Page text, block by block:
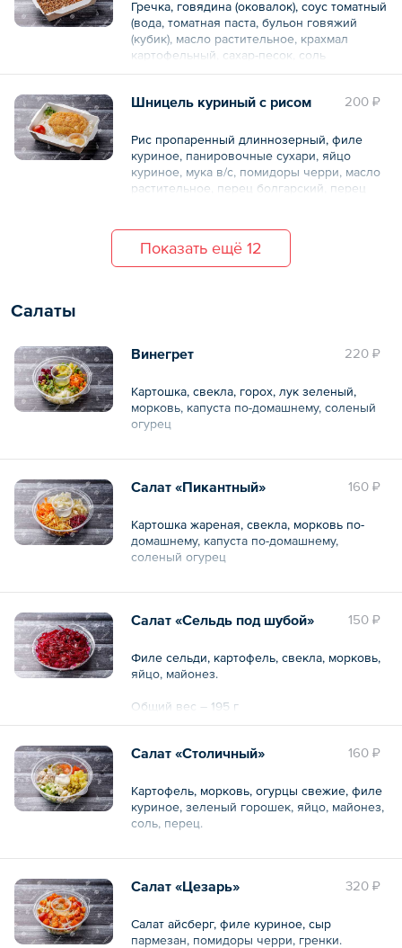
Гречка, говядина (оковалок), соус томатный
(вода, томатная паста, бульон говяжий
(кубик), масло растительное, крахмал
картофельный, сахар-песок, соль
поваренная пищевая, перец черный
Общий вес – 300 г
200 ₽
Шницель куриный с рисом
Рис пропаренный длиннозерный, филе
куриное, панировочные сухари, яйцо
куриное, мука в/с, помидоры черри, масло
растительное, перец болгарский, перец
Общий вес – 400 г
Показать ещё 12
Салаты
220 ₽
Винегрет
Картошка, свекла, горох, лук зеленый,
морковь, капуста по-домашнему, соленый
огурец
Общий вес – 180 г
160 ₽
Салат «Пикантный»
Картошка жареная, свекла, морковь по-
домашнему, капуста по-домашнему,
соленый огурец
Общий вес – 150 г
150 ₽
Салат «Сельдь под шубой»
Филе сельди, картофель, свекла, морковь,
яйцо, майонез.
Общий вес – 195 г
160 ₽
Салат «Столичный»
Картофель, морковь, огурцы свежие, филе
куриное, зеленый горошек, яйцо, майонез,
соль, перец.
Общий вес – 195 г
320 ₽
Салат «Цезарь»
Салат айсберг, филе куриное, сыр
пармезан, помидоры черри, гренки.